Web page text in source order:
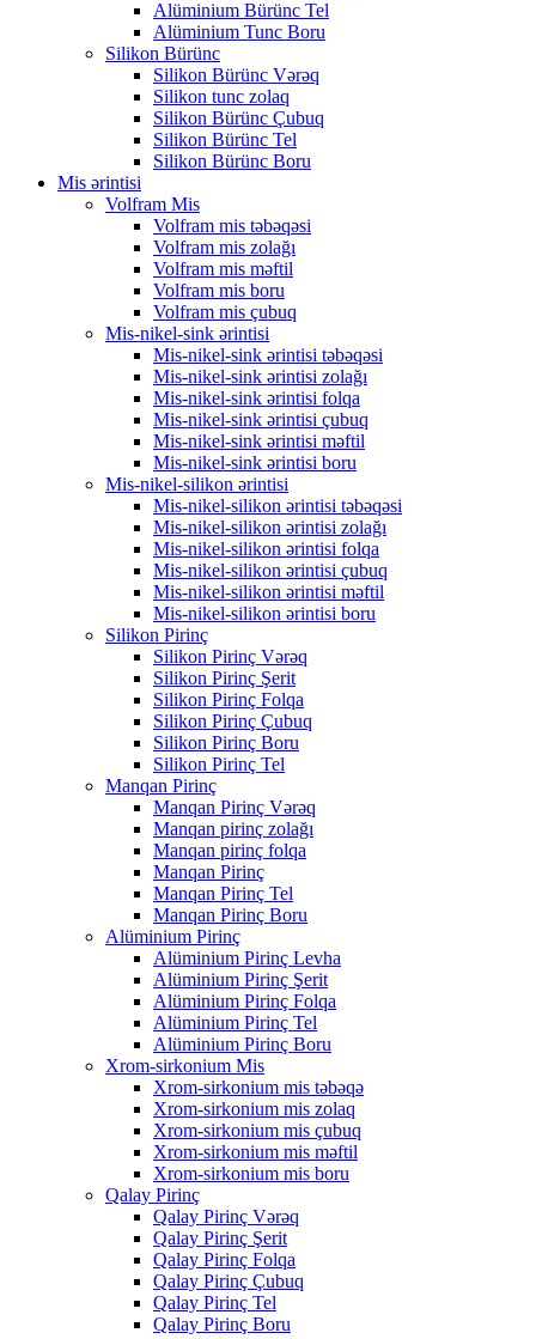
Alüminium Bürünc Tel
Alüminium Tunc Boru
Silikon Bürünc
Silikon Bürünc Vərəq
Silikon tunc zolaq
Silikon Bürünc Çubuq
Silikon Bürünc Tel
Silikon Bürünc Boru
Mis ərintisi
Volfram Mis
Volfram mis təbəqəsi
Volfram mis zolağı
Volfram mis məftil
Volfram mis boru
Volfram mis çubuq
Mis-nikel-sink ərintisi
Mis-nikel-sink ərintisi təbəqəsi
Mis-nikel-sink ərintisi zolağı
Mis-nikel-sink ərintisi folqa
Mis-nikel-sink ərintisi çubuq
Mis-nikel-sink ərintisi məftil
Mis-nikel-sink ərintisi boru
Mis-nikel-silikon ərintisi
Mis-nikel-silikon ərintisi təbəqəsi
Mis-nikel-silikon ərintisi zolağı
Mis-nikel-silikon ərintisi folqa
Mis-nikel-silikon ərintisi çubuq
Mis-nikel-silikon ərintisi məftil
Mis-nikel-silikon ərintisi boru
Silikon Pirinç
Silikon Pirinç Vərəq
Silikon Pirinç Şerit
Silikon Pirinç Folqa
Silikon Pirinç Çubuq
Silikon Pirinç Boru
Silikon Pirinç Tel
Manqan Pirinç
Manqan Pirinç Vərəq
Manqan pirinç zolağı
Manqan pirinç folqa
Manqan Pirinç
Manqan Pirinç Tel
Manqan Pirinç Boru
Alüminium Pirinç
Alüminium Pirinç Levha
Alüminium Pirinç Şerit
Alüminium Pirinç Folqa
Alüminium Pirinç Tel
Alüminium Pirinç Boru
Xrom-sirkonium Mis
Xrom-sirkonium mis təbəqə
Xrom-sirkonium mis zolaq
Xrom-sirkonium mis çubuq
Xrom-sirkonium mis məftil
Xrom-sirkonium mis boru
Qalay Pirinç
Qalay Pirinç Vərəq
Qalay Pirinç Şerit
Qalay Pirinç Folqa
Qalay Pirinç Çubuq
Qalay Pirinç Tel
Qalay Pirinç Boru